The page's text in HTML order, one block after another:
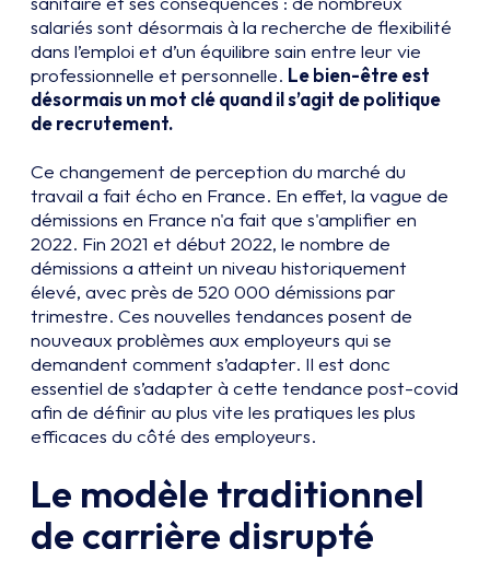
salariés sont désormais à la recherche de flexibilité
dans l’emploi et d’un équilibre sain entre leur vie
professionnelle et personnelle. Le bien-être est
désormais un mot clé quand il s’agit de politique
de recrutement.
Ce changement de perception du marché du
travail a fait écho en France. En effet, la vague de
démissions en France n'a fait que s'amplifier en
2022. Fin 2021 et début 2022, le nombre de
démissions a atteint un niveau historiquement
élevé, avec près de 520 000 démissions par
trimestre. Ces nouvelles tendances posent de
nouveaux problèmes aux employeurs qui se
demandent comment s’adapter. Il est donc
essentiel de s’adapter à cette tendance post-covid
afin de définir au plus vite les pratiques les plus
efficaces du côté des employeurs.
Le modèle traditionnel
de carrière disrupté